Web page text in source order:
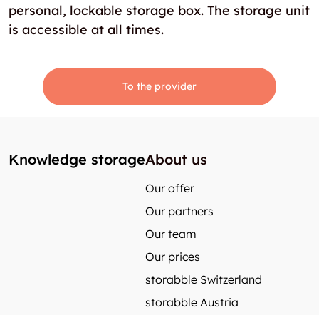
personal, lockable storage box. The storage unit
is accessible at all times.
To the provider
Knowledge storageAbout us
Our offer
Our partners
Our team
Our prices
storabble Switzerland
storabble Austria